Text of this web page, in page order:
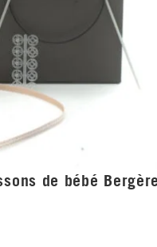
de bébé